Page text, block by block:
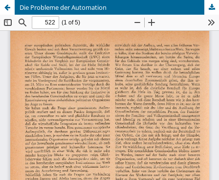
Die Probleme der Automation